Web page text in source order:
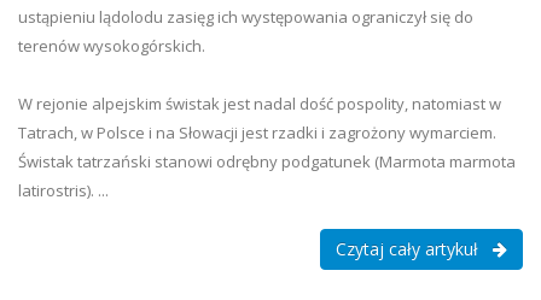
ustąpieniu lądolodu zasięg ich występowania ograniczył się do
terenów wysokogórskich.
W rejonie alpejskim świstak jest nadal dość pospolity, natomiast w
Tatrach, w Polsce i na Słowacji jest rzadki i zagrożony wymarciem.
Świstak tatrzański stanowi odrębny podgatunek (Marmota marmota
latirostris). ...
Czytaj cały artykuł